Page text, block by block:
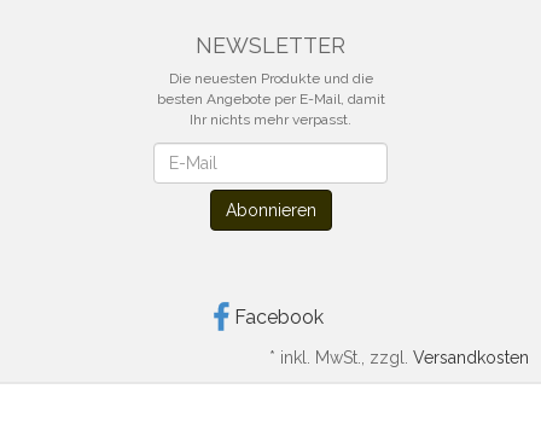
NEWSLETTER
Die neuesten Produkte und die
besten Angebote per E-Mail, damit
Ihr nichts mehr verpasst.
Abonnieren
Facebook
* inkl. MwSt., zzgl. Versandkosten